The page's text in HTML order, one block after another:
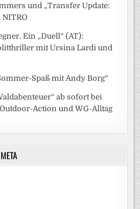
und „Transfer Update:
NITRO
Ein „Duell“ (AT):
mit Ursina Lardi und
Spaß mit Andy Borg“
ab sofort bei
Action und WG-Alltag
META